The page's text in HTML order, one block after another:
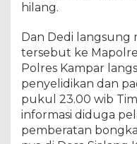
P
o
e
s
K
a
hilang.
Dan Dedi langsung
tersebut ke
Polres Kampar
penyelidikan dan
pukul 23.00 wib
informasi diduga
pemberatan